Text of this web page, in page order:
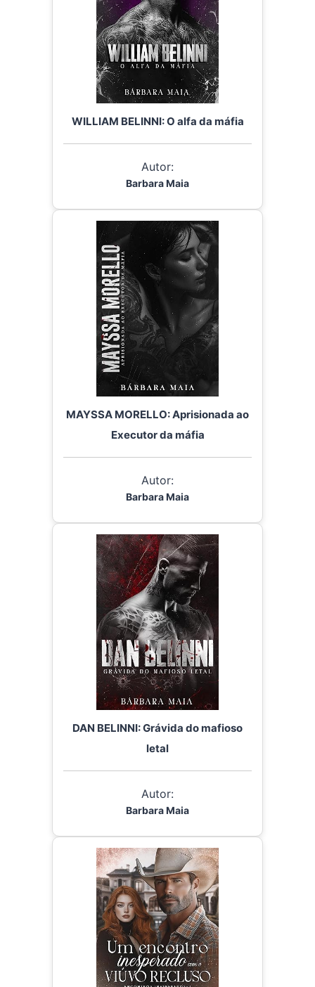
WILLIAM BELINNI: O alfa da máfia
Autor:
Barbara Maia
MAYSSA MORELLO: Aprisionada ao
Executor da máfia
Autor:
Barbara Maia
DAN BELINNI: Grávida do mafioso
letal
Autor:
Barbara Maia